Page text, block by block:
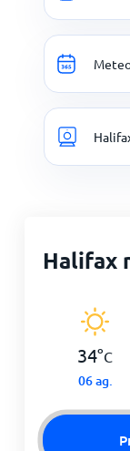
Halifax
34°C
06 ag.